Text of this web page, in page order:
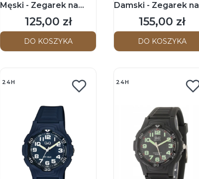
Męski - Zegarek na
Cena
125,00 zł
DO KOSZYKA
Damski - Zegarek na
bransolecie
Cena
155,00 zł
DO KOSZYKA
24H 24H